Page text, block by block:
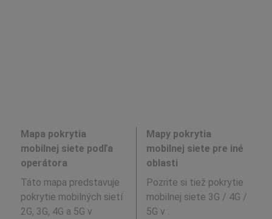
Mapa pokrytia
mobilnej siete podľa
operátora
Táto mapa predstavuje
pokrytie mobilných sietí
2G, 3G, 4G a 5G v
Mapy pokrytia
mobilnej siete pre iné
oblasti
Pozrite si tiež pokrytie
mobilnej siete 3G / 4G /
5G v :